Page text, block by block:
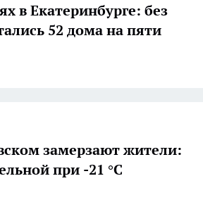
в Екатеринбурге: без
52 дома на пяти
замерзают жители:
при -21 °С